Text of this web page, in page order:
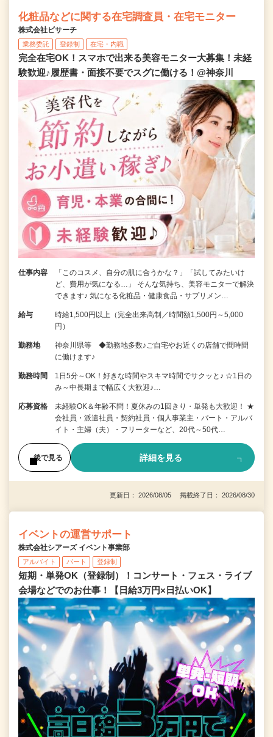
化粧品などに関する在宅調査員・在宅モニター
株式会社ビサーチ
業務委託 登録制 在宅・内職
完全在宅OK！スマホで出来る美容モニター大募集！未経
験歓迎♪履歴書・面接不要でスグに働ける！@神奈川
仕事内容
「このコスメ、自分の肌に合うかな？」「試してみたいけ
ど、費用が気になる…」 そんな気持ち、美容モニターで解決
できます♪ 気になる化粧品・健康食品・サプリメン…
給与
時給1,500円以上（完全出来高制／時間額1,500円～5,000
円）
勤務地
神奈川県等 ◆勤務地多数♪ご自宅やお近くの店舗で間時間
に働けます♪
勤務時間
1日5分～OK！好きな時間やスキマ時間でサクッと♪ ☆1日の
み～中長期まで幅広く大歓迎♪…
応募資格
未経験OK＆年齢不問！夏休みの1回きり・単発も大歓迎！ ★
会社員・派遣社員・契約社員・個人事業主・パート・アルバ
イト・主婦（夫）・フリーターなど、20代～50代…
後で見る 詳細を見る
更新日： 2026/08/05 掲載終了日： 2026/08/30
イベントの運営サポート
株式会社シアーズ イベント事業部
アルバイト パート 登録制
短期・単発OK（登録制）！コンサート・フェス・ライブ
会場などでのお仕事！【日給3万円×日払いOK】